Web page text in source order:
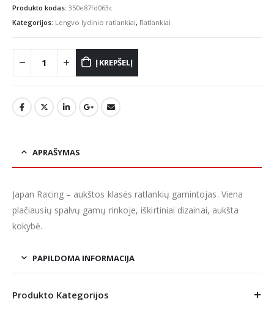
Produkto kodas: 350e87fd063c
Kategorijos: Lengvo lydinio ratlankiai, Ratlankiai
Į KREPŠELĮ
APRAŠYMAS
Japan Racing – aukštos klasės ratlankių gamintojas. Viena
plačiausių spalvų gamų rinkoje, iškirtiniai dizainai, aukšta
kokybė.
PAPILDOMA INFORMACIJA
Produkto Kategorijos